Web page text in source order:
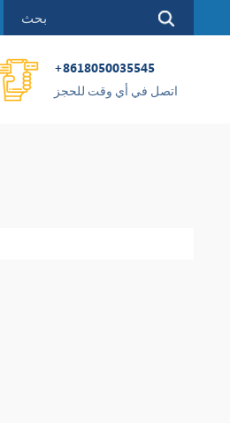
+8618050035545
اتصل في أي وقت للحجز